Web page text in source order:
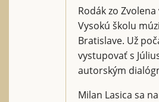
Rodák zo
Vysokú školu
Bratislave. Už
vystupovať s
autorským
Milan Lasica sa